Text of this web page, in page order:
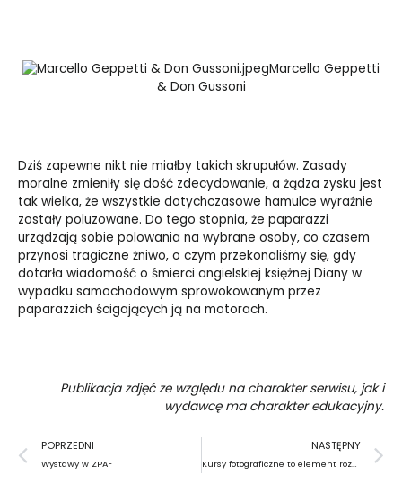
Marcello Geppetti
& Don Gussoni
Dziś zapewne nikt nie miałby takich skrupułów. Zasady
moralne zmieniły się dość zdecydowanie, a żądza zysku jest
tak wielka, że wszystkie dotychczasowe hamulce wyraźnie
zostały poluzowane. Do tego stopnia, że paparazzi
urządzają sobie polowania na wybrane osoby, co czasem
przynosi tragiczne żniwo, o czym przekonaliśmy się, gdy
dotarła wiadomość o śmierci angielskiej księżnej Diany w
wypadku samochodowym sprowokowanym przez
paparazzich ścigających ją na motorach.
Publikacja zdjęć ze względu na charakter serwisu, jak i
wydawcę ma charakter edukacyjny.
Prev
POPRZEDNI
Wystawy w ZPAF
NASTĘPNY
Kursy fotograficzne to element rozwoju